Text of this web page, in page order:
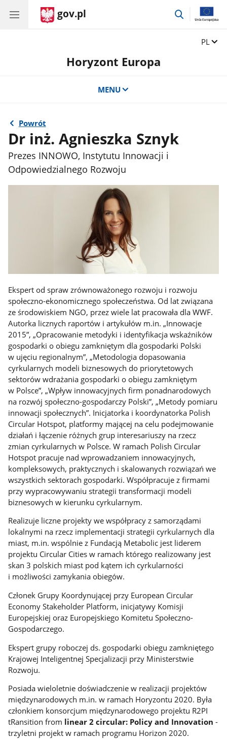
gov.pl
przejdź
Zmień
PL
Horyzont Europa
MENU
Powrót
Dr inż. Agnieszka Sznyk
Prezes INNOWO, Instytutu Innowacji i
Odpowiedzialnego Rozwoju
Ekspert od spraw zrównoważonego rozwoju i rozwoju
społeczno-ekonomicznego społeczeństwa. Od lat związana
ze środowiskiem NGO, przez wiele lat pracowała dla WWF.
Autorka licznych raportów i artykułów m.in. „Innowacje
2015”, „Opracowanie metodyki i identyfikacja wskaźników
gospodarki o obiegu zamkniętym dla gospodarki Polski
w ujęciu regionalnym”, „Metodologia dopasowania
cyrkularnych modeli biznesowych do priorytetowych
sektorów wdrażania gospodarki o obiegu zamkniętym
w Polsce”, „Wpływ innowacyjnych firm ponadnarodowych
na rozwój społeczno-gospodarczy Polski”, „Metody pomiaru
innowacji społecznych”. Inicjatorka i koordynatorka Polish
Circular Hotspot, platformy mającej na celu podejmowanie
działań i łączenie różnych grup interesariuszy na rzecz
zmian cyrkularnych w Polsce. W ramach Polish Circular
Hotspot pracuje nad wprowadzaniem innowacyjnych,
kompleksowych, praktycznych i skalowanych rozwiązań we
wszystkich sektorach gospodarki. Współpracuje z firmami
przy wypracowywaniu strategii transformacji modeli
biznesowych w kierunku cyrkularnym.
Realizuje liczne projekty we współpracy z samorządami
lokalnymi na rzecz implementacji strategii cyrkularnych dla
miast, m.in. wspólnie z Fundacją Metabolic jest liderem
projektu Circular Cities w ramach którego realizowany jest
skan 3 polskich miast pod kątem ich cyrkularności
i możliwości zamykania obiegów.
Członek Grupy Koordynującej przy European Circular
Economy Stakeholder Platform, inicjatywy Komisji
Europejskiej oraz Europejskiego Komitetu Społeczno-
Gospodarczego.
Ekspert grupy roboczej ds. gospodarki obiegu zamkniętego
Krajowej Inteligentnej Specjalizacji przy Ministerstwie
Rozwoju.
Posiada wieloletnie doświadczenie w realizacji projektów
międzynarodowych m.in. w ramach Horyzontu 2020. Była
członkiem konsorcjum międzynarodowego projektu R2PI
tRansition from linear 2 circular: Policy and Innovation -
trzyletni projekt w ramach programu Horizon 2020.